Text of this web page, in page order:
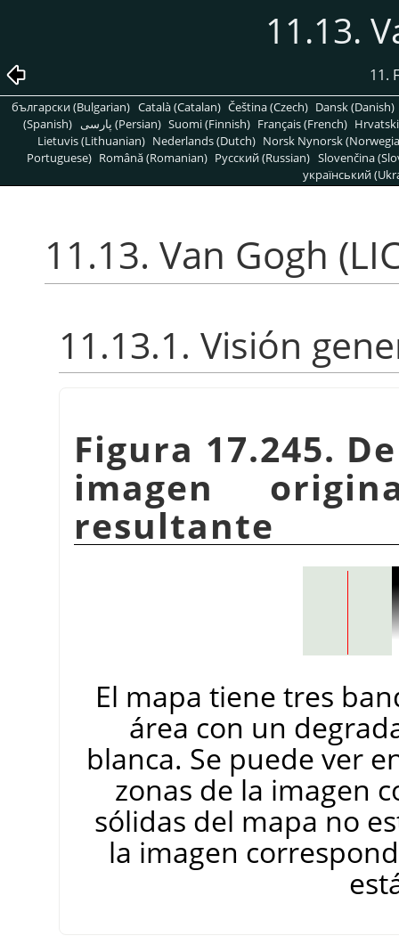
11.13.
11.
български (Bulgarian) Català (Catalan) Čeština (Czech) Dansk (Danish)
(Spanish)
پارسی (Persian) Suomi (Finnish) Français (French)
Lietuvis (Lithuanian) Nederlands (Dutch) Norsk Nynorsk
Portuguese) Română (Romanian) Pусский (Russian) Slovenčina
український
11.13. Van Gogh
11.13.1. Visión
Figura 17.245.
imagen
resultante
El mapa tiene tres
área con un
blanca. Se puede ver
zonas de la imagen
sólidas del mapa no
la imagen